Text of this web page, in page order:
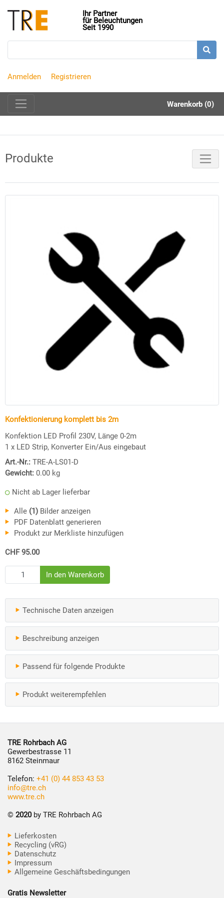
Ihr Partner
für Beleuchtungen
Seit 1990
Anmelden Registrieren
Warenkorb (0)
Produkte
Konfektionierung komplett bis 2m
Konfektion LED Profil 230V, Länge 0-2m
1 x LED Strip, Konverter Ein/Aus eingebaut
Art.-Nr.: TRE-A-LS01-D
Gewicht: 0.00 kg
Nicht ab Lager lieferbar
Alle (1) Bilder anzeigen
PDF Datenblatt generieren
Produkt zur Merkliste hinzufügen
CHF 95.00
Technische Daten anzeigen
Beschreibung anzeigen
Passend für folgende Produkte
Produkt weiterempfehlen
TRE Rohrbach AG
Gewerbestrasse 11
8162 Steinmaur
Telefon: +41 (0) 44 853 43 53
info@tre.ch
www.tre.ch
© 2020by TRE Rohrbach AG
Lieferkosten
Recycling (vRG)
Datenschutz
Impressum
Allgemeine Geschäftsbedingungen
Gratis Newsletter